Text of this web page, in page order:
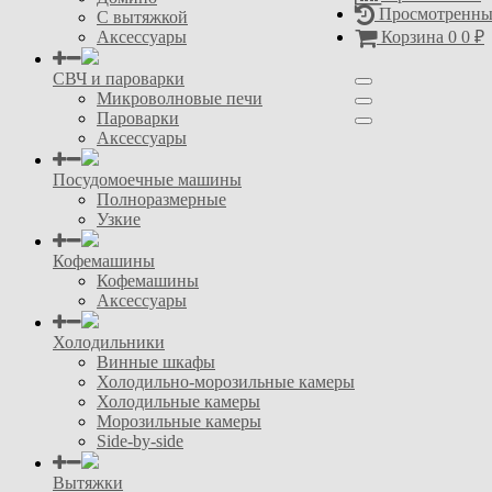
С вытяжкой
Аксессуары
СВЧ и пароварки
Микроволновые печи
Пароварки
Аксессуары
Посудомоечные машины
Полноразмерные
Узкие
Кофемашины
Кофемашины
Аксессуары
Холодильники
Винные шкафы
Холодильно-морозильные камеры
Холодильные камеры
Морозильные камеры
Side-by-side
Вытяжки
Корзина 0 0 ₽